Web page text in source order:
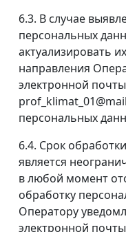
6.3. В случае
персональных
актуализировать
направления
электронной
персональных
6.4. Срок
является
в любой момент
обработку
Оператору
электронной